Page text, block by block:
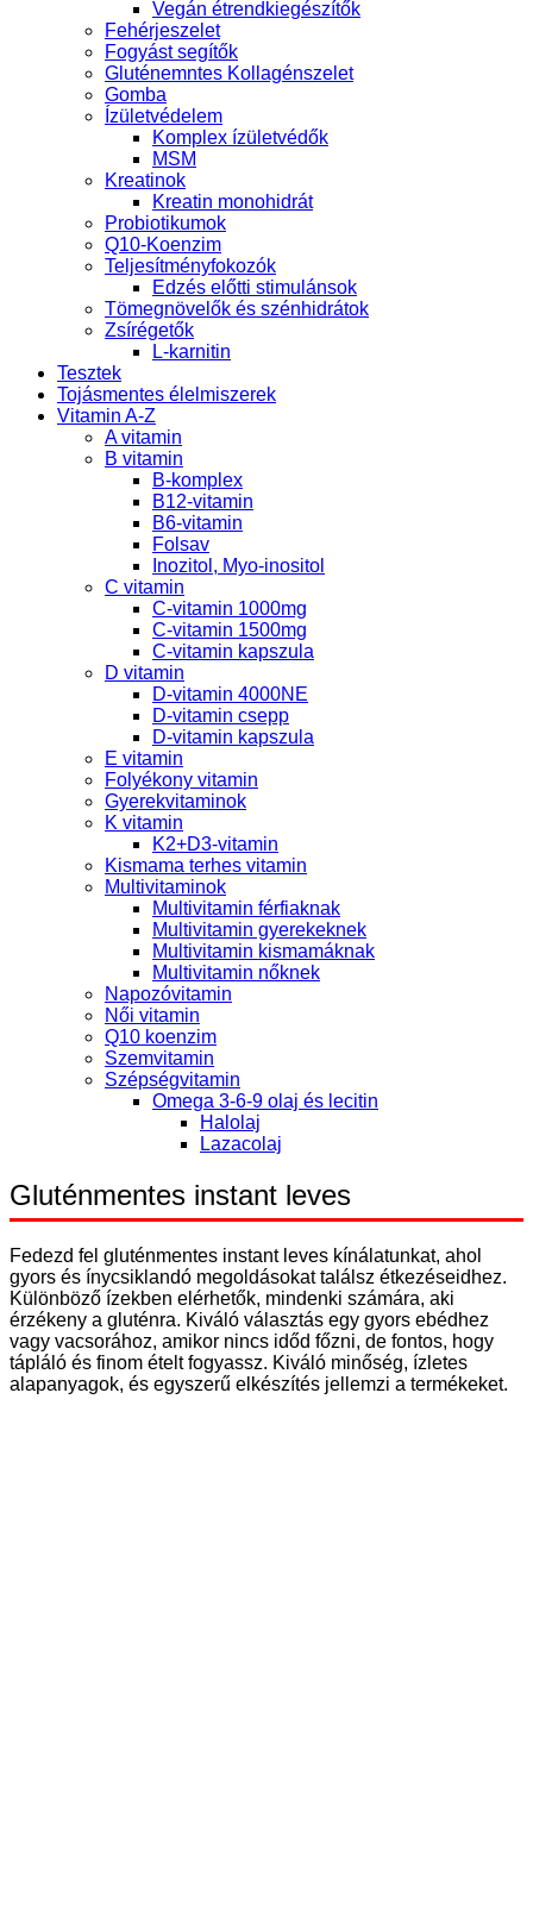
Vegán étrendkiegészítők
Fehérjeszelet
Fogyást segítők
Gluténemntes Kollagénszelet
Gomba
Ízületvédelem
Komplex ízületvédők
MSM
Kreatinok
Kreatin monohidrát
Probiotikumok
Q10-Koenzim
Teljesítményfokozók
Edzés előtti stimulánsok
Tömegnövelők és szénhidrátok
Zsírégetők
L-karnitin
Tesztek
Tojásmentes élelmiszerek
Vitamin A-Z
A vitamin
B vitamin
B-komplex
B12-vitamin
B6-vitamin
Folsav
Inozitol, Myo-inositol
C vitamin
C-vitamin 1000mg
C-vitamin 1500mg
C-vitamin kapszula
D vitamin
D-vitamin 4000NE
D-vitamin csepp
D-vitamin kapszula
E vitamin
Folyékony vitamin
Gyerekvitaminok
K vitamin
K2+D3-vitamin
Kismama terhes vitamin
Multivitaminok
Multivitamin férfiaknak
Multivitamin gyerekeknek
Multivitamin kismamáknak
Multivitamin nőknek
Napozóvitamin
Női vitamin
Q10 koenzim
Szemvitamin
Szépségvitamin
Omega 3-6-9 olaj és lecitin
Halolaj
Lazacolaj
Gluténmentes instant leves
Fedezd fel gluténmentes instant leves kínálatunkat, ahol
gyors és ínycsiklandó megoldásokat találsz étkezéseidhez.
Különböző ízekben elérhetők, mindenki számára, aki
érzékeny a gluténra. Kiváló választás egy gyors ebédhez
vagy vacsorához, amikor nincs időd főzni, de fontos, hogy
tápláló és finom ételt fogyassz. Kiváló minőség, ízletes
alapanyagok, és egyszerű elkészítés jellemzi a termékeket.